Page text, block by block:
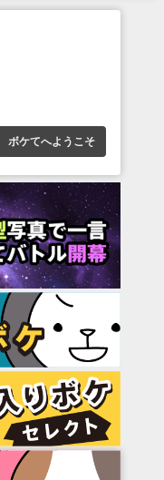
ボケてへようこそ